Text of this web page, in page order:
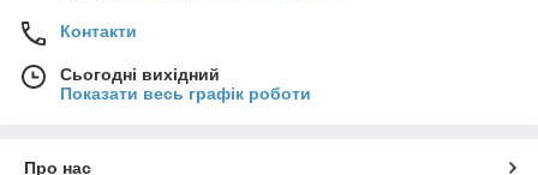
Контакти
Сьогодні вихідний
Показати весь графік роботи
Про нас